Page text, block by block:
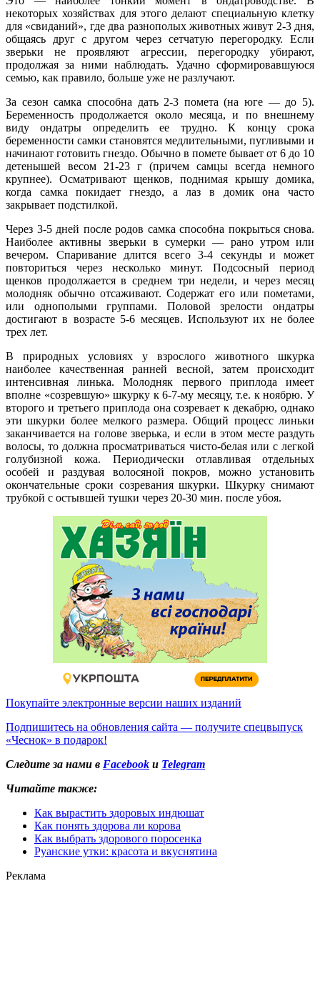
некоторых хозяйствах для этого делают специальную клетку
для «свиданий», где два разнополых животных живут 2-3 дня,
общаясь друг с другом через сетчатую перегородку. Если
зверьки не проявляют агрессии, перегородку убирают,
продолжая за ними наблюдать. Удачно сформировавшуюся
семью, как правило, больше уже не разлучают.
За сезон самка способна дать 2-3 помета (на юге — до 5).
Беременность продолжается около месяца, и по внешнему
виду ондатры определить ее трудно. К концу срока
беременности самки становятся медлительными, пугливыми и
начинают готовить гнездо. Обычно в помете бывает от 6 до 10
детенышей весом 21-23 г (причем самцы всегда немного
крупнее). Осматривают щенков, поднимая крышу домика,
когда самка покидает гнездо, а лаз в домик она часто
закрывает подстилкой.
Через 3-5 дней после родов самка способна покрыться снова.
Наиболее активны зверьки в сумерки — рано утром или
вечером. Спаривание длится всего 3-4 секунды и может
повториться через несколько минут. Подсосный период
щенков продолжается в среднем три недели, и через месяц
молодняк обычно отсаживают. Содержат его или пометами,
или однополыми группами. Половой зрелости ондатры
достигают в возрасте 5-6 месяцев. Используют их не более
трех лет.
В природных условиях у взрослого животного шкурка
наиболее качественная ранней весной, затем происходит
интенсивная линька. Молодняк первого приплода имеет
вполне «созревшую» шкурку к 6-7-му месяцу, т.е. к ноябрю. У
второго и третьего приплода она созревает к декабрю, однако
эти шкурки более мелкого размера. Общий процесс линьки
заканчивается на голове зверька, и если в этом месте раздуть
волосы, то должна просматриваться чисто-белая или с легкой
голубизной кожа. Периодически отлавливая отдельных
особей и раздувая волосяной покров, можно установить
окончательные сроки созревания шкурки. Шкурку снимают
трубкой с остывшей тушки через 20-30 мин. после убоя.
Покупайте электронные версии наших изданий
Подпишитесь на обновления сайта — получите спецвыпуск
«Чеснок» в подарок!
Следите за нами в Facebook и Telegram
Читайте также:
Как вырастить здоровых индюшат
Как понять здорова ли корова
Как выбрать здорового поросенка
Руанские утки: красота и вкуснятина
Реклама